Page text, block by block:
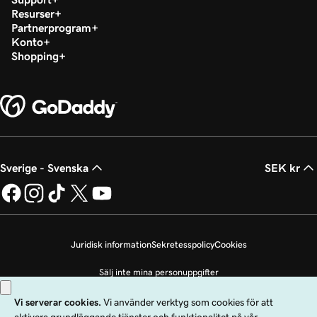
Resurser
Partnerprogram
Konto
Shopping
Sverige - Svenska SEK kr
Juridisk informationSekretesspolicyCookies
Sälj inte mina personuppgifter
Copyright © 1999 - 2026 GoDaddy Operating Company, LLC. Med ensamrätt.
Ordmärket GoDaddy är ett registrerat varumärke som tillhör GoDaddy